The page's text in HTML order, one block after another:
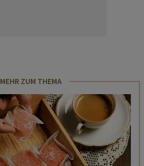
MEHR ZUM THEMA